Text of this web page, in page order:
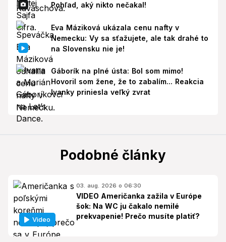
Pohľad, aký nikto nečakal!
Eva Máziková ukázala cenu nafty v
Nemecku: Vy sa sťažujete, ale tak drahé to
na Slovensku nie je!
Gáborík na plné ústa: Bol som mimo!
Hovoril som žene, že to zabalím... Reakcia
Ivanky priniesla veľký zvrat
Podobné články
Video
03. aug. 2026 o 06:30
VIDEO Američanka zažila v Európe
šok: Na WC ju čakalo nemilé
prekvapenie! Prečo musíte platiť?